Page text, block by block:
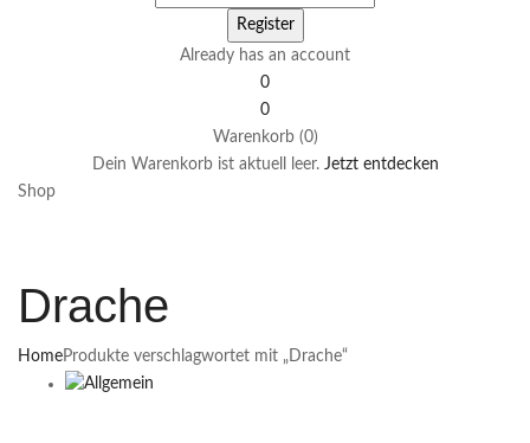
Already has an account
0
0
Warenkorb (0)
Dein Warenkorb ist aktuell leer. Jetzt entdecken
Shop
Drache
HomeProdukte verschlagwortet mit „Drache“